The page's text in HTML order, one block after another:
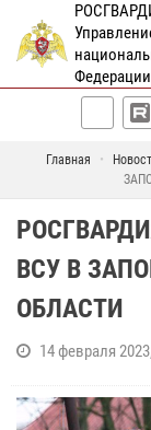
Главная
ВСУ В
ОБЛАСТИ
14 февраля